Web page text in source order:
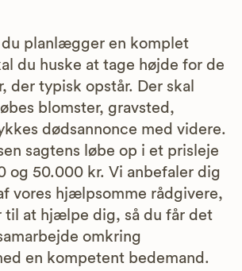
planlægger en komplet
du huske at tage højde for de
der typisk opstår. Der skal
blomster, gravsted,
dødsannonce med videre.
sagtens løbe op i et prisleje
og 50.000 kr. Vi anbefaler dig
vores hjælpsomme rådgivere,
til at hjælpe dig, så du får det
omkring
en kompetent bedemand.